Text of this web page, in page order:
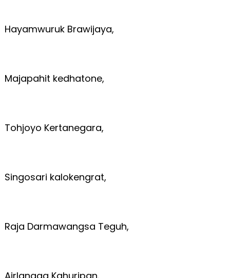
Hayamwuruk Brawijaya,
Majapahit kedhatone,
Tohjoyo Kertanegara,
Singosari kalokengrat,
Raja Darmawangsa Teguh,